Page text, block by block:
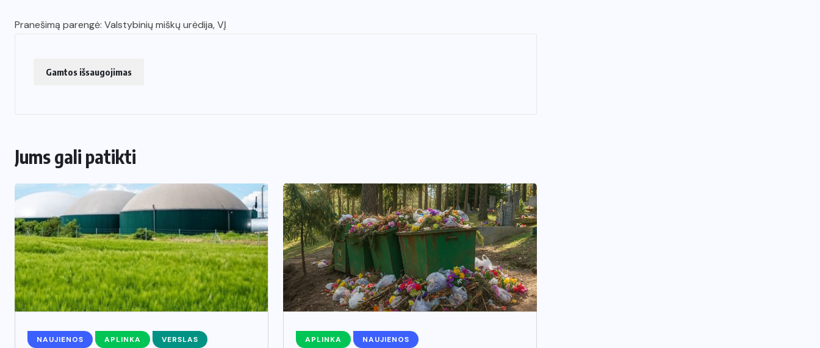
Pranešimą parengė: Valstybinių miškų urėdija, VĮ
Gamtos išsaugojimas
Jums gali patikti
NAUJIENOS APLINKA VERSLAS APLINKA NAUJIENOS